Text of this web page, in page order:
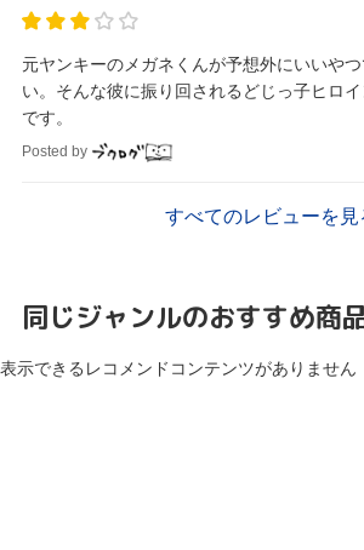
元ヤンキーのメガネくんが予想外にいいや
い。そんな彼に振り回されるどじっ子ヒロ
です。
Posted by
すべてのレビューを見
同じジャンルのおすすめ商
表示できるレコメンドコンテンツがありません